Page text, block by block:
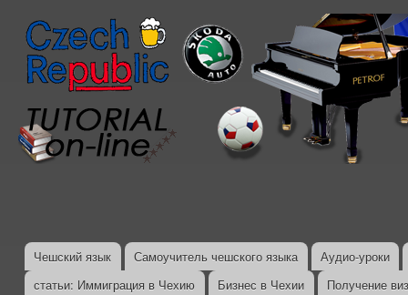
Главное меню
Чешский язык Самоучитель чешского языка
Аудио-уроки
статьи: Иммиграция в Чехию
Бизнес в Чехии
Получение